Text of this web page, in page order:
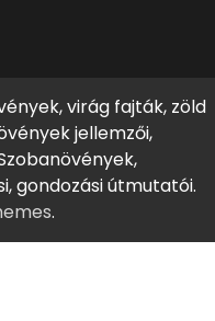
virág fajták, zöld
jellemzői,
gondozási útmutatói.
.